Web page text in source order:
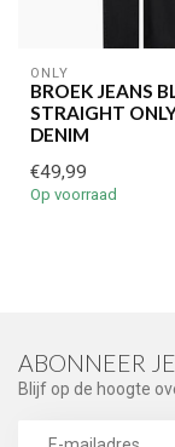
ONLY
BROEK JEANS
STRAIGHT
DENIM
€49,99
Op voorraad
ABONNEER
Blijf op de hoogte